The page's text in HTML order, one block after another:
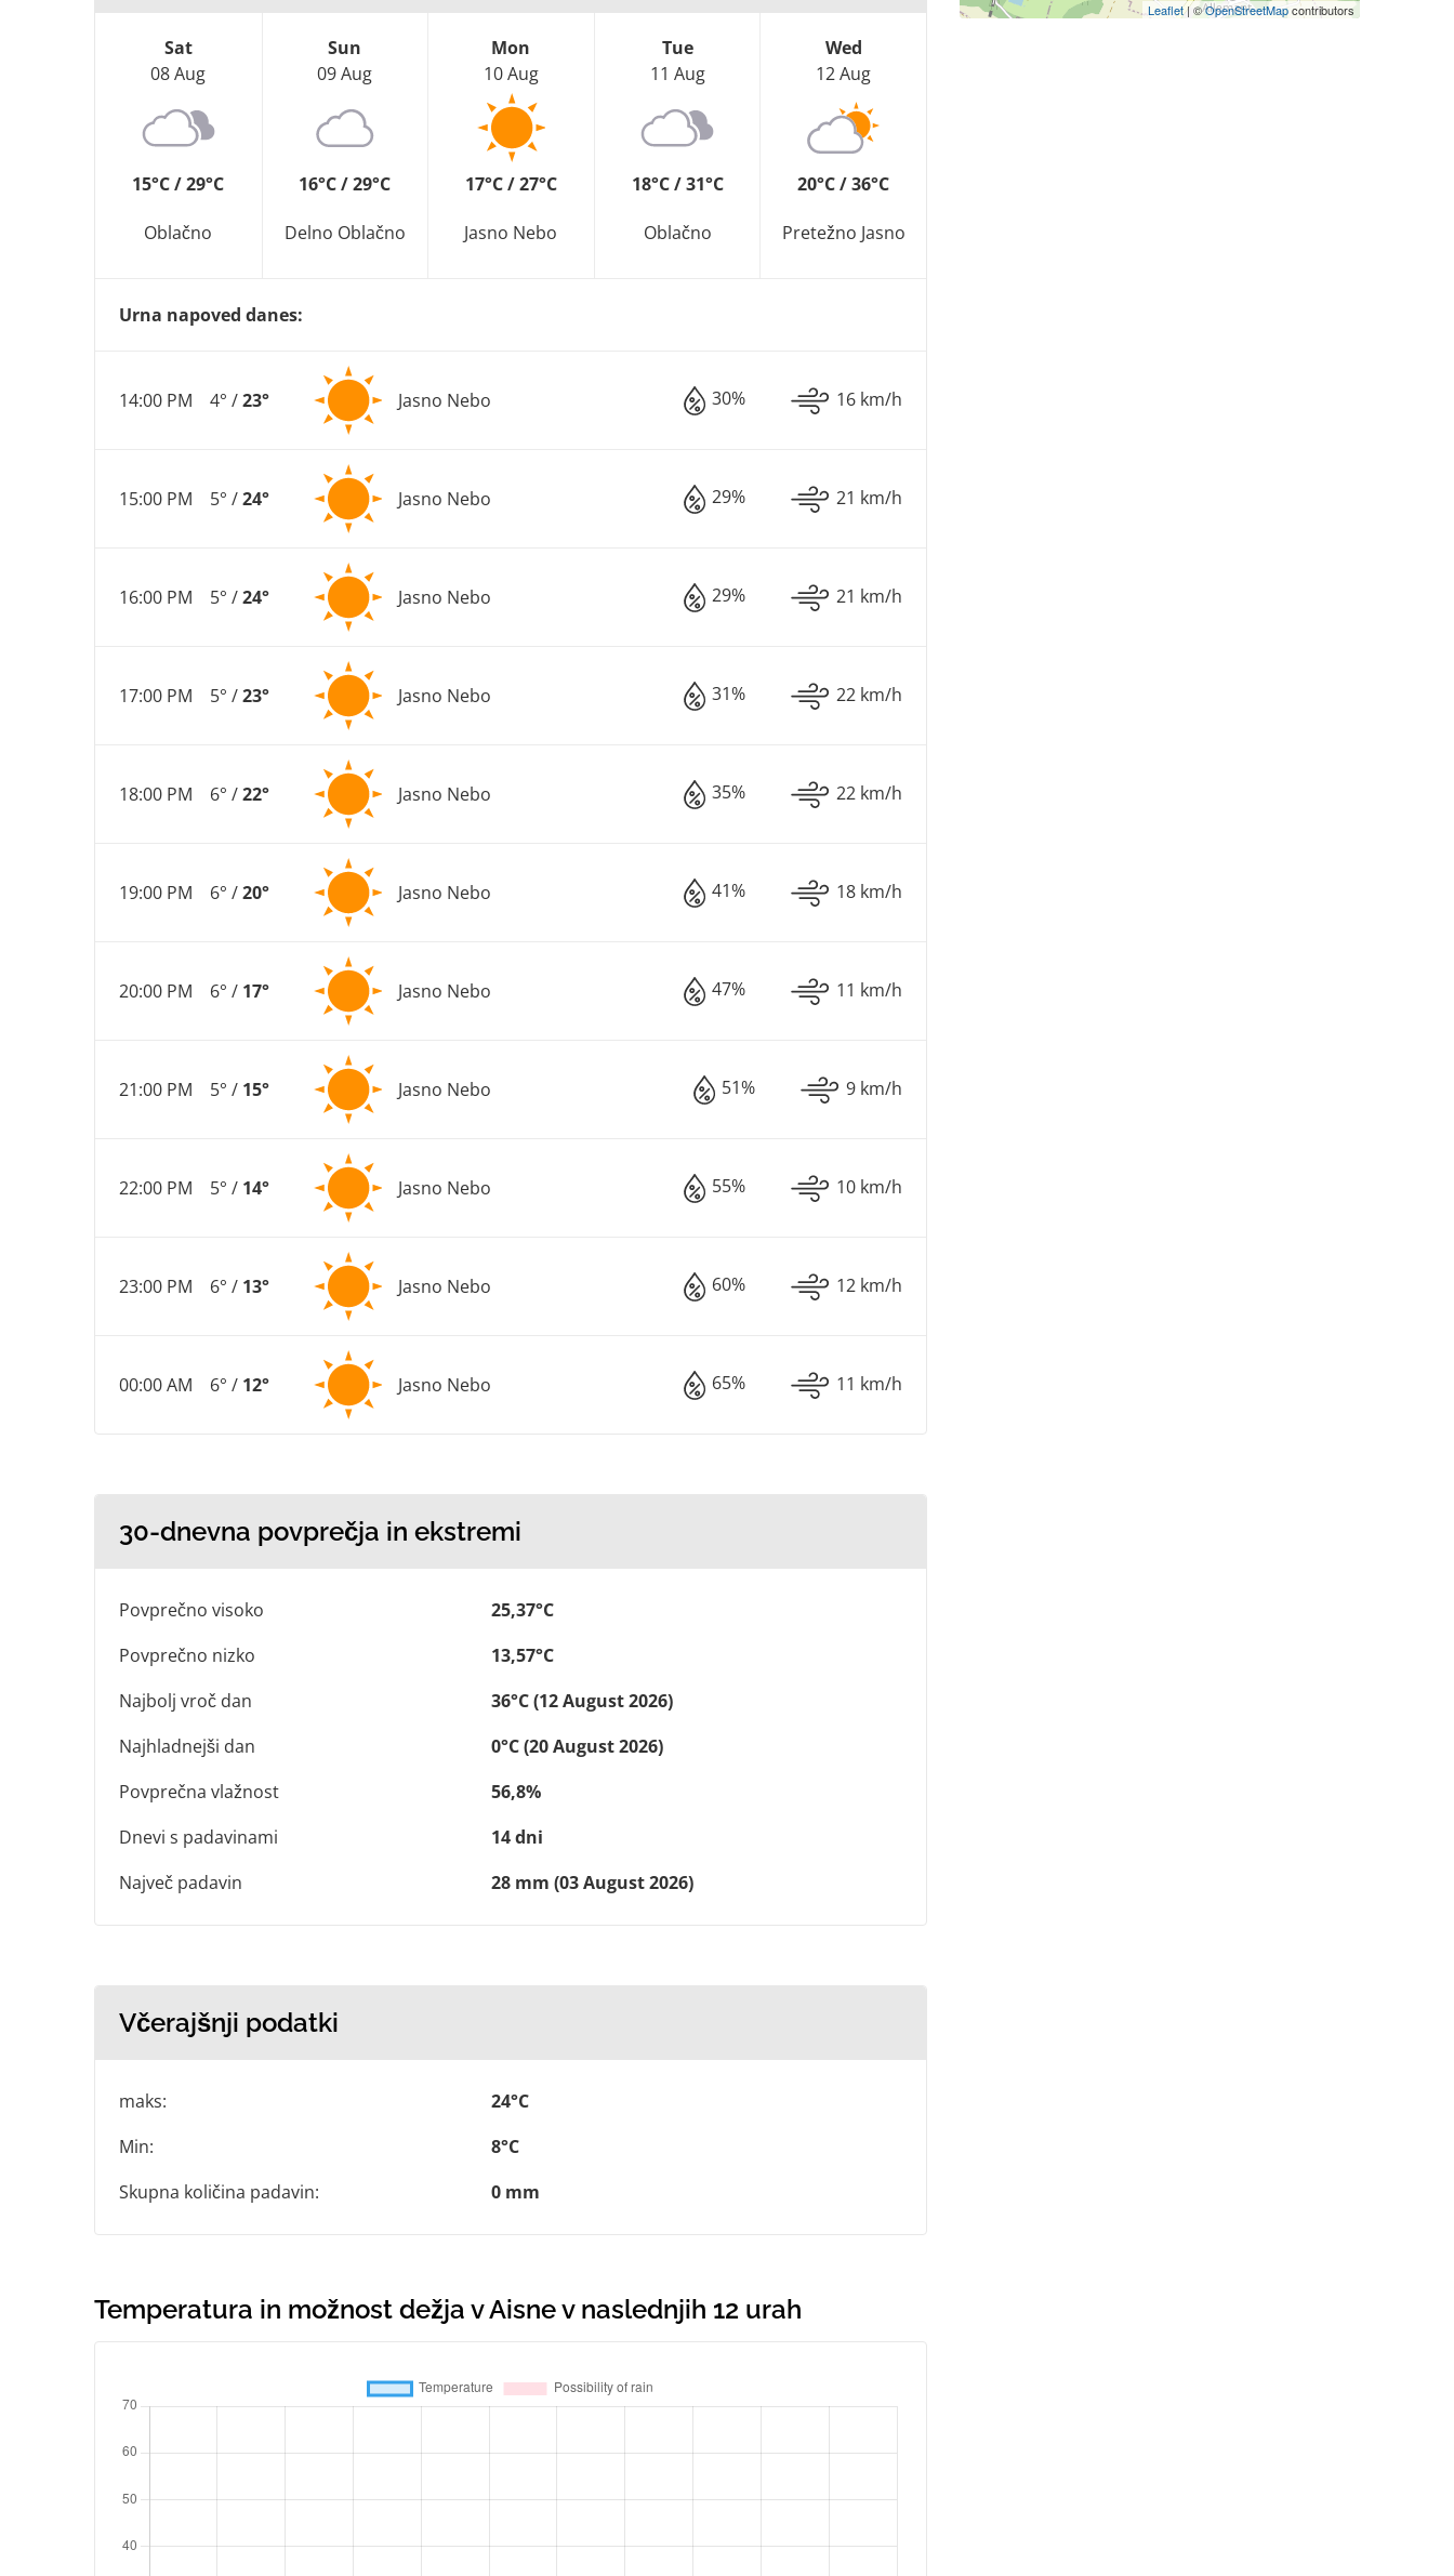
Sat
08 Aug
15°C / 29°C
Oblačno
Sun
09 Aug
16°C / 29°C
Delno Oblačno
Mon
10 Aug
17°C / 27°C
Jasno Nebo
Tue
11 Aug
18°C / 31°C
Oblačno
Wed
12 Aug
20°C / 36°C
Pretežno Jasno
Urna napoved danes:
14:00 PM 4° /23° Jasno Nebo 30% 16 km/h
15:00 PM 5° /24° Jasno Nebo 29% 21 km/h
16:00 PM 5° /24° Jasno Nebo 29% 21 km/h
17:00 PM 5° /23° Jasno Nebo 31% 22 km/h
18:00 PM 6° /22° Jasno Nebo 35% 22 km/h
19:00 PM 6° /20° Jasno Nebo 41% 18 km/h
20:00 PM 6° / 17° Jasno Nebo 47% 11 km/h
21:00 PM 5° / 15° Jasno Nebo 51% 9 km/h
22:00 PM 5° / 14° Jasno Nebo 55% 10 km/h
23:00 PM 6° / 13° Jasno Nebo 60% 12 km/h
00:00 AM 6° / 12° Jasno Nebo 65% 11 km/h
30-dnevna povprečja in ekstremi
Povprečno visoko
25,37°C
Povprečno nizko
13,57°C
Najbolj vroč dan
36°C (12 August 2026)
Najhladnejši dan
0°C (20 August 2026)
Povprečna vlažnost
56,8%
Dnevi s padavinami
14 dni
Največ padavin
28 mm (03 August 2026)
Včerajšnji podatki
maks:
24°C
Min:
8°C
Skupna količina padavin:
0 mm
Temperatura in možnost dežja v Aisne v naslednjih 12 urah
Leaflet| ©OpenStreetMapcontributors